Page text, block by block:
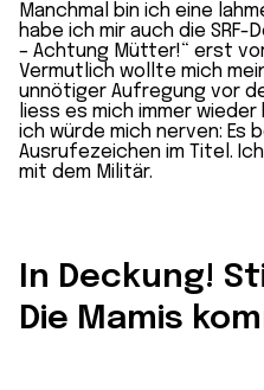
Manchmal bin ich eine
habe ich mir auch die SRF-
– Achtung Mütter!“ erst
Vermutlich wollte mich
unnötiger Aufregung vor
liess es mich immer
ich würde mich nerven: Es
Ausrufezeichen im Titel.
mit dem Militär.
In Deckung!
Die Mamis